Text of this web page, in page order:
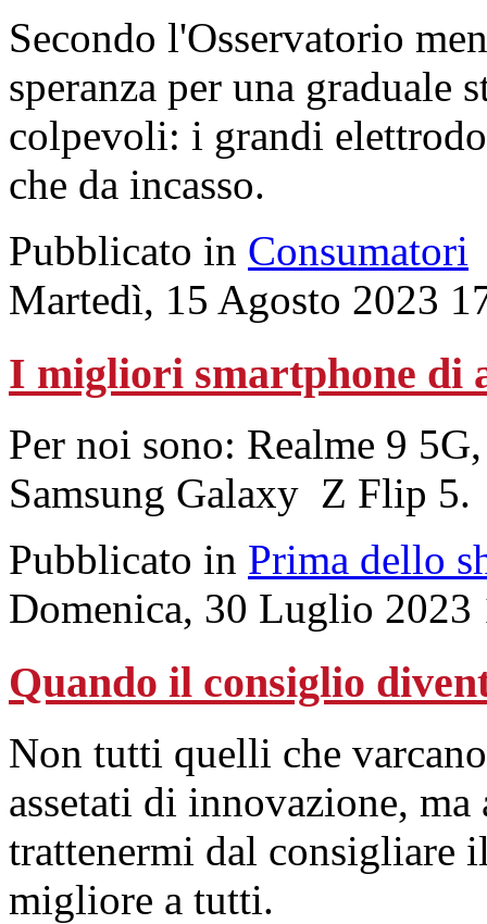
Secondo l'Osservatorio
speranza per una graduale
colpevoli: i grandi
che da incasso.
Pubblicato in Consumatori
Martedì, 15 Agosto 2023
I migliori smartphone di
Per noi sono: Realme 9
Samsung Galaxy Z Flip 5.
Pubblicato in Prima dello
Domenica, 30 Luglio 2023
Quando il consiglio
Non tutti quelli che
assetati di innovazione, ma
trattenermi dal consigliare
migliore a tutti.